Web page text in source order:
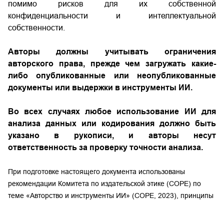
помимо рисков для их собственной
конфиденциальности и интеллектуальной
собственности.
Авторы должны учитывать ограничения
авторского права, прежде чем загружать какие-
либо опубликованные или неопубликованные
документы или выдержки в инструменты ИИ.
Во всех случаях любое использование ИИ для
анализа данных или кодирования должно быть
указано в рукописи, и авторы несут
ответственность за проверку точности анализа.
При подготовке настоящего документа использованы
рекомендации Комитета по издательской этике (COPE) по
теме «Авторство и инструменты ИИ» (COPE, 2023), принципы